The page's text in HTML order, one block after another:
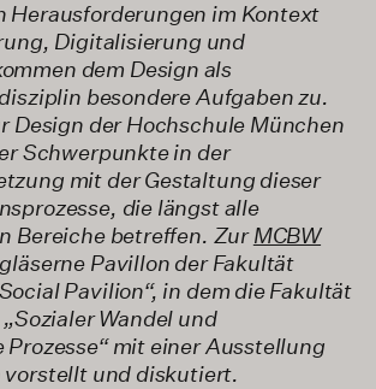
Herausforderungen im Kontext
Digitalisierung und
dem Design als
besondere Aufgaben zu.
Design der Hochschule München
Schwerpunkte in der
mit der Gestaltung dieser
die längst alle
Bereiche betreffen. ZurMCBW
Pavillon der Fakultät
Pavilion“, in dem die Fakultät
Wandel und
mit einer Ausstellung
vorstellt und diskutiert.